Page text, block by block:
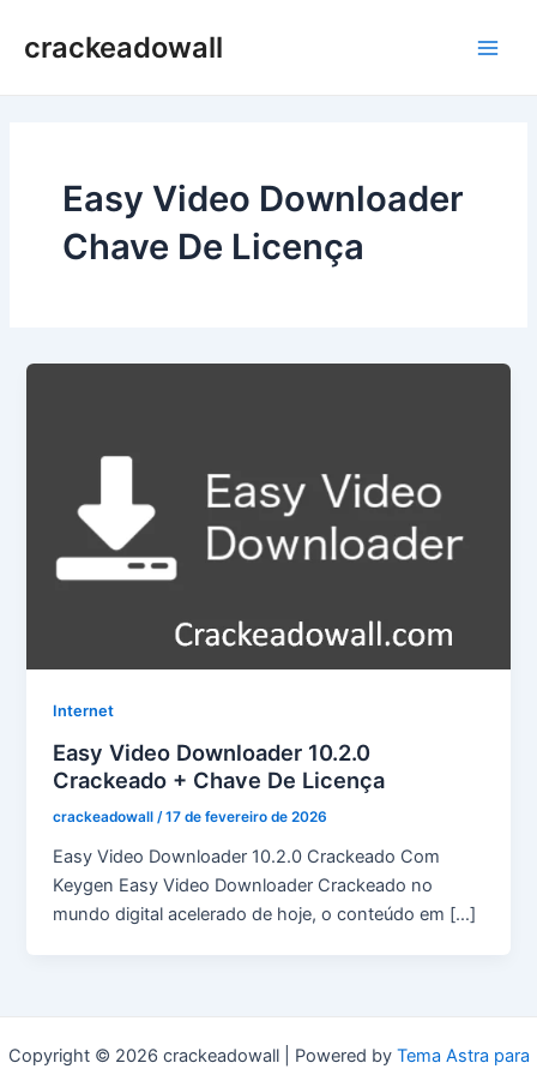
paracrackeadowall
Easy Video Downloader
Chave De Licença
Internet
Easy Video Downloader 10.2.0
Crackeado + Chave De Licença
crackeadowall/17 de fevereiro de 2026
Easy Video Downloader 10.2.0 Crackeado Com
Keygen Easy Video Downloader Crackeado no
mundo digital acelerado de hoje, o conteúdo em […]
Copyright © 2026 crackeadowall | Powered by Tema Astra para